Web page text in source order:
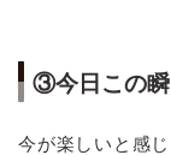
③今日この瞬
今が楽しいと感